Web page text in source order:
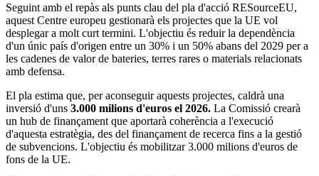
Seguint amb el repàs als punts clau del pla d'acció RESourceEU,
aquest Centre europeu gestionarà els projectes que la UE vol
desplegar a molt curt termini. L'objectiu és reduir la dependència
d'un únic país d'origen entre un 30% i un 50% abans del 2029 per a
les cadenes de valor de bateries, terres rares o materials relacionats
amb defensa.
El pla estima que, per aconseguir aquests projectes, caldrà una
inversió d'uns 3.000 milions d'euros el 2026. La Comissió crearà
un hub de finançament que aportarà coherència a l'execució
d'aquesta estratègia, des del finançament de recerca fins a la gestió
de subvencions. L'objectiu és mobilitzar 3.000 milions d'euros de
fons de la UE.